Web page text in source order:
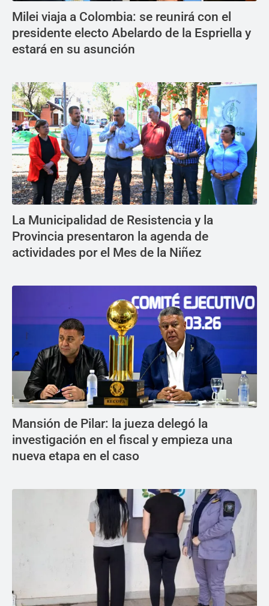
Milei viaja a Colombia: se reunirá con el
presidente electo Abelardo de la Espriella y
estará en su asunción
La Municipalidad de Resistencia y la
Provincia presentaron la agenda de
actividades por el Mes de la Niñez
Mansión de Pilar: la jueza delegó la
investigación en el fiscal y empieza una
nueva etapa en el caso